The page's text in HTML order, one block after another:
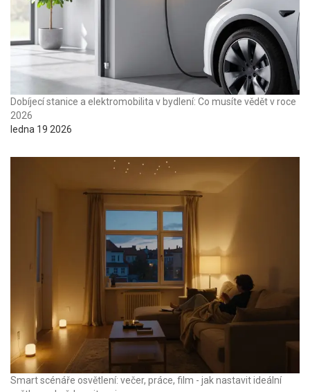
Dobíjecí stanice a elektromobilita v bydlení: Co musíte vědět v roce
2026
ledna 19 2026
Smart scénáře osvětlení: večer, práce, film - jak nastavit ideální